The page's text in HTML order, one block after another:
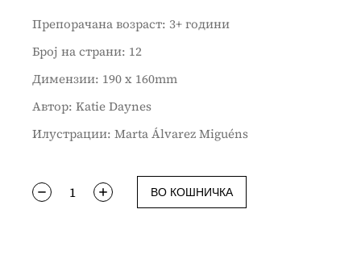
Препорачана возраст: 3+ години
Број на страни: 12
Димензии: 190 x 160mm
Автор: Katie Daynes
Илустрации: Marta Álvarez Miguéns
ВО КОШНИЧКА